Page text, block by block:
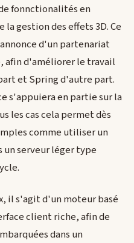
fonnctionalités en
gestion des effets 3D. Ce
d'un partenariat
afin d'améliorer le travail
et Spring d'autre part.
s'appuiera en partie sur la
les cas cela permet dès
comme utiliser un
un serveur léger type
il s'agit d'un moteur basé
client riche, afin de
dans un